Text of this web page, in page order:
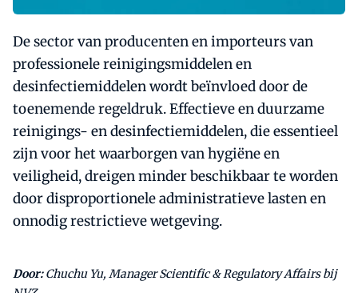
De sector van producenten en importeurs van
professionele reinigingsmiddelen en
desinfectiemiddelen wordt beïnvloed door de
toenemende regeldruk. Effectieve en duurzame
reinigings- en desinfectiemiddelen, die essentieel
zijn voor het waarborgen van hygiëne en
veiligheid, dreigen minder beschikbaar te worden
door disproportionele administratieve lasten en
onnodig restrictieve wetgeving.
Door:Chuchu Yu, Manager Scientific & Regulatory Affairs bij